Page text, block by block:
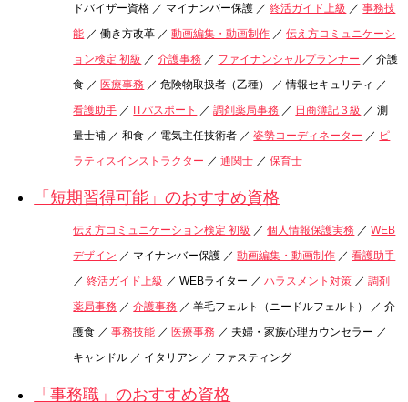
ドバイザー資格 ／ マイナンバー保護 ／終活ガイド上級 ／事務技
能 ／ 働き方改革 ／動画編集・動画制作 ／伝え方コミュニケーシ
ョン検定 初級 ／介護事務 ／ ファイナンシャルプランナー ／ 介護
食 ／医療事務 ／ 危険物取扱者（乙種） ／ 情報セキュリティ ／
看護助手 ／ ITパスポート ／調剤薬局事務 ／ 日商簿記３級 ／ 測
量士補 ／ 和食 ／ 電気主任技術者 ／姿勢コーディネーター ／ ピ
ラティスインストラクター ／通関士 ／保育士
「短期習得可能」のおすすめ資格
伝え方コミュニケーション検定 初級 ／個人情報保護実務 ／WEB
デザイン ／ マイナンバー保護 ／動画編集・動画制作 ／看護助手
／終活ガイド上級 ／ WEBライター ／ハラスメント対策 ／調剤
薬局事務 ／介護事務 ／ 羊毛フェルト（ニードルフェルト） ／ 介
護食 ／事務技能 ／ 医療事務 ／ 夫婦・家族心理カウンセラー ／
キャンドル ／ イタリアン ／ ファスティング
「事務職」のおすすめ資格